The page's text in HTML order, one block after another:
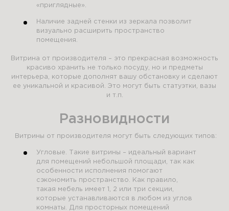
«приглядные».
Наличие задней стенки из зеркала позволит
визуально расширить пространство
помещения.
Витрина от производителя – это прекрасная возможность
красиво хранить не только посуду, но и предметы
интерьера, которые дополнят вашу обстановку и сделают
ее уникальной и красивой. Это могут быть статуэтки, вазы
и т.п.
Разновидности
Витрины от производителя могут быть следующих типов:
Угловые. Такие витрины – идеальный вариант
для помещений небольшой площади, так как
особенности исполнения помогают
сэкономить пространство. Как правило,
такая мебель имеет 1, 2 или три секции,
которые устанавливаются в любом из углов
комнаты. Для просторных помещений